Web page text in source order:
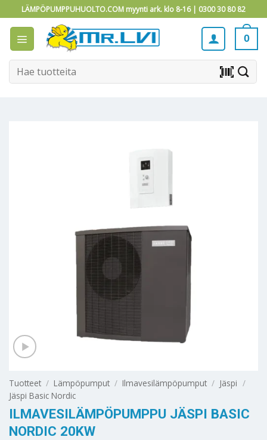
to
content
LÄMPÖPUMPPUHUOLTO.COM myynti ark. klo 8-16 | 0300 30 80 82
0
Etsi: barcode_scanner
Tuotteet / Lämpöpumput / Ilmavesilämpöpumput / Jäspi /
Jäspi Basic Nordic
ILMAVESILÄMPÖPUMPPU JÄSPI BASIC
NORDIC 20KW